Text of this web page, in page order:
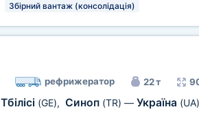
Збірний вантаж (консолідація)
рефрижератор 22 т
Тбілісі (GE), Синоп (TR) — Україна (UA)